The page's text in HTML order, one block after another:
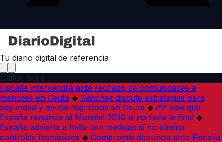
Tu diario digital de referencia
Fiscalía intervendrá ante rechazo de comunidades a
menores en Ceuta ◆ Sánchez discute estrategias para
seguridad y ayuda migratoria en Ceuta ◆ PP pide que
España renuncie al Mundial 2030 si no tiene la final ◆
España advierte a Italia con medidas si no elimina
controles fronterizos ◆ Compromís denuncia ante Fiscalía